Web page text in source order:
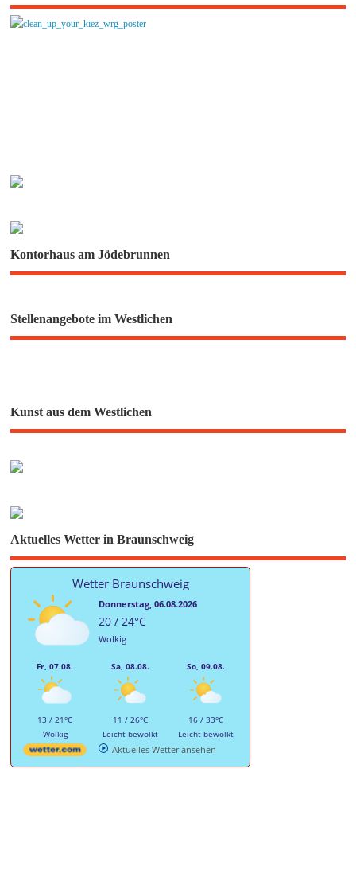
Kontorhaus am Jödebrunnen
Stellenangebote im Westlichen
Kunst aus dem Westlichen
Aktuelles Wetter in Braunschweig
Wetter Braunschweig
Donnerstag, 06.08.2026
20 / 24°C
Wolkig
Fr, 07.08.
13 / 21°C
Wolkig
Sa, 08.08.
11 / 26°C
Leicht bewölkt
So, 09.08.
16 / 33°C
Leicht bewölkt
Aktuelles Wetter ansehen